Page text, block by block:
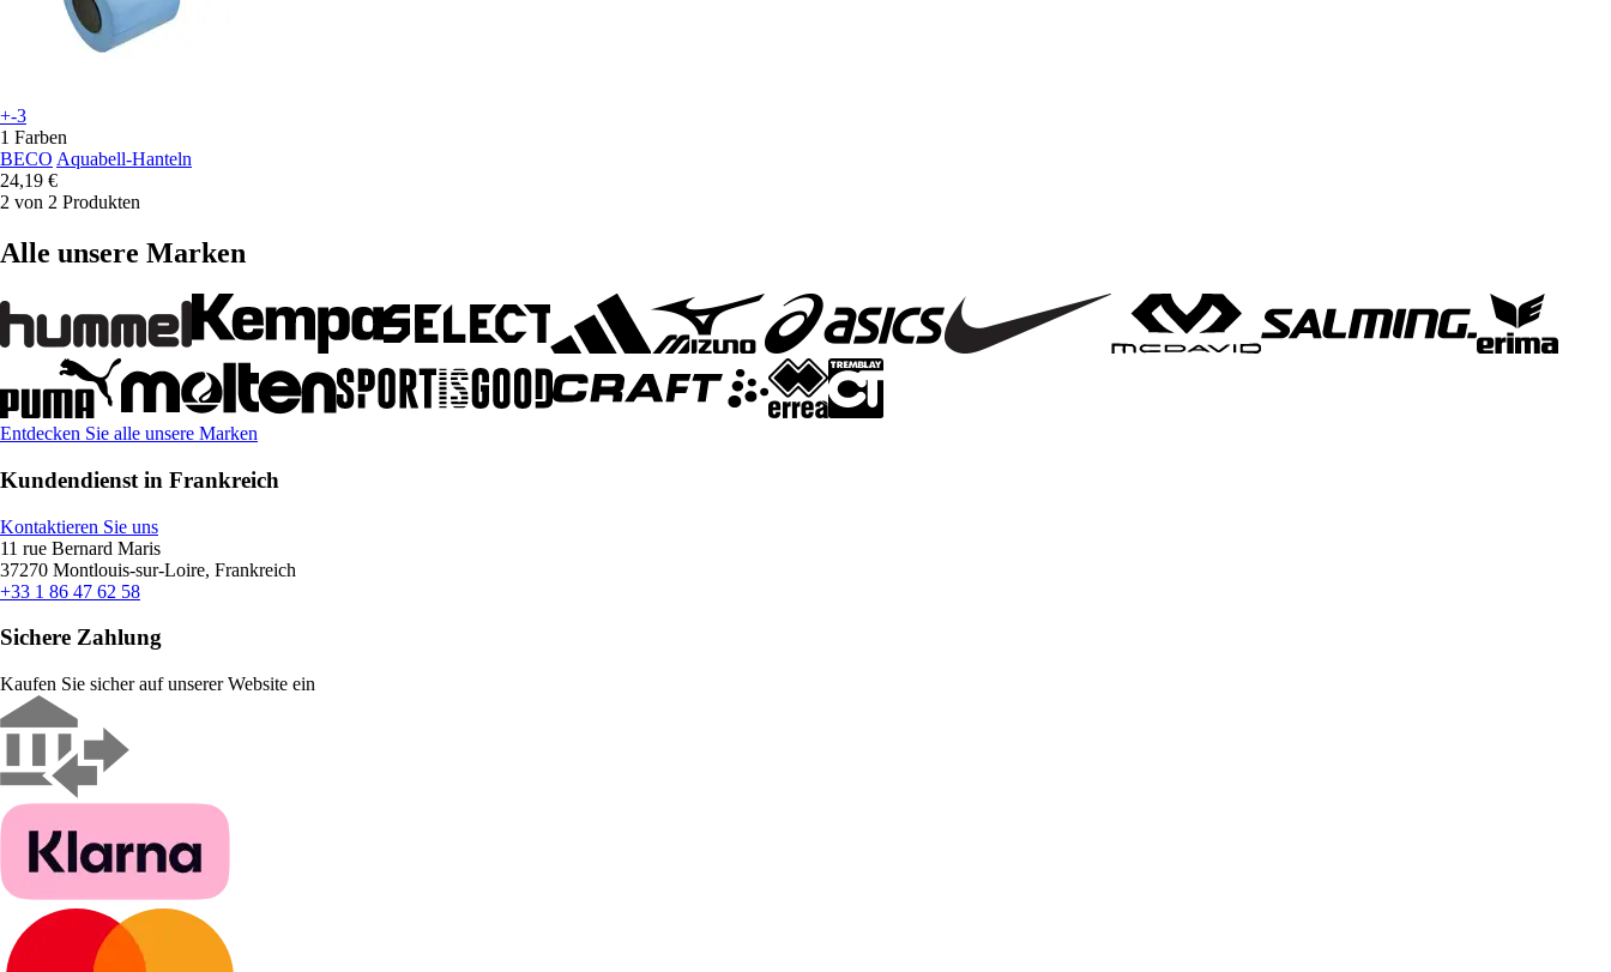
+-3
1 Farben
BECO Aquabell-Hanteln
24,19 €
2 von 2 Produkten
Alle unsere Marken
Entdecken Sie alle unsere Marken
Kundendienst in Frankreich
Kontaktieren Sie uns
11 rue Bernard Maris
37270 Montlouis-sur-Loire, Frankreich
+33 1 86 47 62 58
Sichere Zahlung
Kaufen Sie sicher auf unserer Website ein